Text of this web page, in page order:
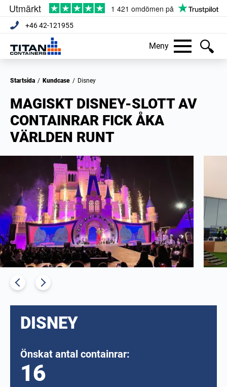
+46 42-121955
Meny
Startsida / Kundcase / Disney
MAGISKT DISNEY-SLOTT AV
CONTAINRAR FICK ÅKA
VÄRLDEN RUNT
DISNEY
Önskat antal containrar:
16